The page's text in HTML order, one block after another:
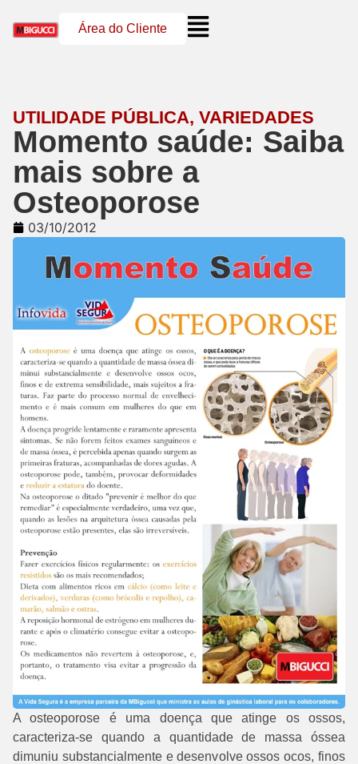
Área do Cliente
UTILIDADE PÚBLICA, VARIEDADES
Momento saúde: Saiba
mais sobre a
Osteoporose
03/10/2012
A osteoporose é uma doença que atinge os ossos,
caracteriza-se quando a quantidade de massa óssea
dimuniu substancialmente e desenvolve ossos ocos, finos